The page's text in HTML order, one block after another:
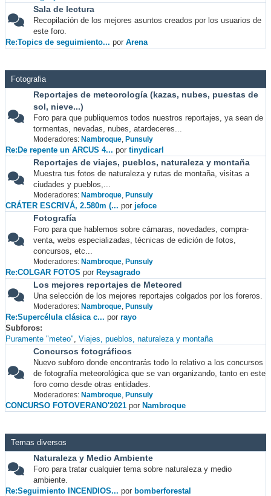
Sala de lectura
Recopilación de los mejores asuntos creados por los usuarios de
este foro.
Re:Topics de seguimiento... por Arena
Fotografia
Reportajes de meteorología (kazas, nubes, puestas de
sol, nieve...)
Foro para que publiquemos todos nuestros reportajes, ya sean de
tormentas, nevadas, nubes, atardeceres...
Moderadores: Nambroque, Punsuly
Re:De repente un ARCUS 4... por tinydicarl
Reportajes de viajes, pueblos, naturaleza y montaña
Muestra tus fotos de naturaleza y rutas de montaña, visitas a
ciudades y pueblos,...
Moderadores: Nambroque, Punsuly
CRÁTER ESCRIVÁ, 2.580m (... por jefoce
Fotografía
Foro para que hablemos sobre cámaras, novedades, compra-
venta, webs especializadas, técnicas de edición de fotos,
concursos, etc...
Moderadores: Nambroque, Punsuly
Re:COLGAR FOTOS por Reysagrado
Los mejores reportajes de Meteored
Una selección de los mejores reportajes colgados por los foreros.
Moderadores: Nambroque, Punsuly
Re:Supercélula clásica c... por rayo
Subforos
Puramente "meteo" Viajes, pueblos, naturaleza y montaña
Concursos fotográficos
Nuevo subforo donde encontrarás todo lo relativo a los concursos
de fotografía meteorológica que se van organizando, tanto en este
foro como desde otras entidades.
Moderadores: Nambroque, Punsuly
CONCURSO FOTOVERANO'2021 por Nambroque
Temas diversos
Naturaleza y Medio Ambiente
Foro para tratar cualquier tema sobre naturaleza y medio
ambiente.
Re:Seguimiento INCENDIOS... por bomberforestal